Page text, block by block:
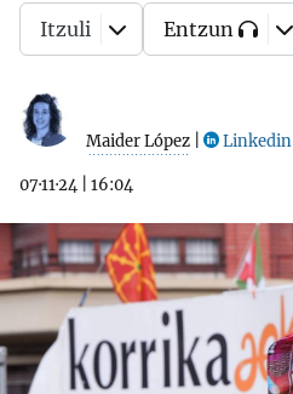
Maider López Linkedin
07·11·24 16:04
Itzuli Entzun